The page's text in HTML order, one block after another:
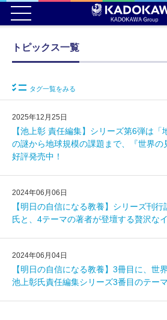
トピックス一覧
タグ一覧をみる
2025年12月25日
【池上彰 責任編集】シリーズ第6弾は
の謎から地球規模の課題まで、『世界
好評発売中！
2024年06月06日
【明日の自信になる教養】シリーズ刊
氏と、4テーマの著者が登壇する贅沢な
2024年06月04日
【明日の自信になる教養】3冊目に、
池上彰氏責任編集シリーズ3番目のテー